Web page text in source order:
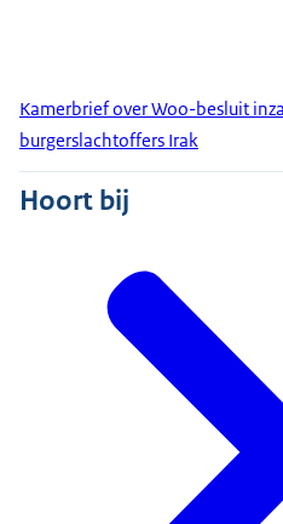
Kamerbrief over Woo-besluit
burgerslachtoffers Irak
Hoort bij